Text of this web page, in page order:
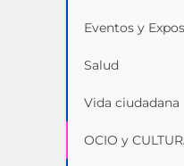
Eventos y
Salud
Vida ciudadana
OCIO y